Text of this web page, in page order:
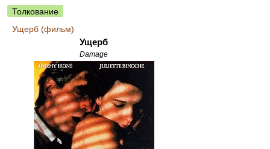
Толкование
Ущерб (фильм)
Ущерб
Damage